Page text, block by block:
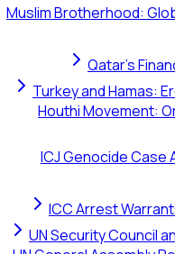
Muslim Brotherhood:
Qatar's
Turkey and Hamas:
Houthi Movement:
ICJ Genocide Case
ICC Arrest
UN Security Council